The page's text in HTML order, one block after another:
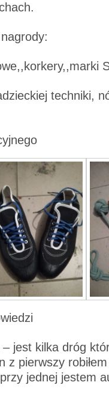
techniki,
jest kilka dróg
z pierwszy
jednej jestem